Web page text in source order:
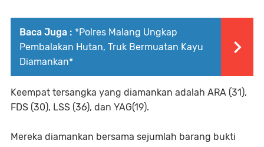
Baca Juga : *Polres Malang Ungkap
Pembalakan Hutan, Truk Bermuatan Kayu
Diamankan*
Keempat tersangka yang diamankan adalah ARA (31),
FDS (30), LSS (36), dan YAG(19).
Mereka diamankan bersama sejumlah barang bukti